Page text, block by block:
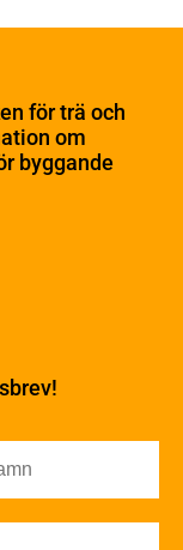
för trä och
om
byggande